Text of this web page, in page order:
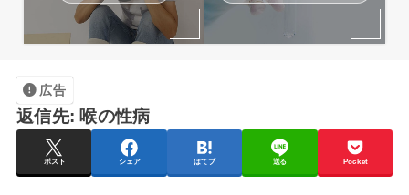
広告
返信先: 喉の性病
ポスト シェア はてブ 送る Pocket